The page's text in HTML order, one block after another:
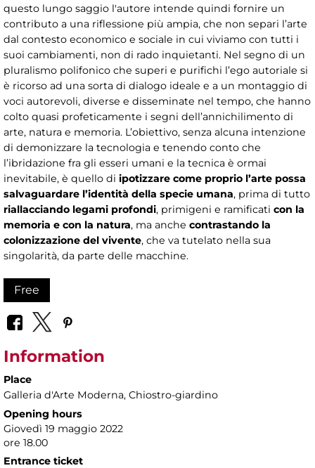
questo lungo saggio l'autore intende quindi fornire un
contributo a una riflessione più ampia, che non separi l’arte
dal contesto economico e sociale in cui viviamo con tutti i
suoi cambiamenti, non di rado inquietanti. Nel segno di un
pluralismo polifonico che superi e purifichi l’ego autoriale si
è ricorso ad una sorta di dialogo ideale e a un montaggio di
voci autorevoli, diverse e disseminate nel tempo, che hanno
colto quasi profeticamente i segni dell’annichilimento di
arte, natura e memoria. L’obiettivo, senza alcuna intenzione
di demonizzare la tecnologia e tenendo conto che
l’ibridazione fra gli esseri umani e la tecnica è ormai
inevitabile, è quello di ipotizzare come proprio l’arte possa
salvaguardare l’identità della specie umana, prima di tutto
riallacciando legami profondi, primigeni e ramificati con la
memoria e con la natura, ma anche contrastando la
colonizzazione del vivente, che va tutelato nella sua
singolarità, da parte delle macchine.
Free
Information
Place
Galleria d'Arte Moderna, Chiostro-giardino
Opening hours
Giovedì 19 maggio 2022
ore 18.00
Entrance ticket